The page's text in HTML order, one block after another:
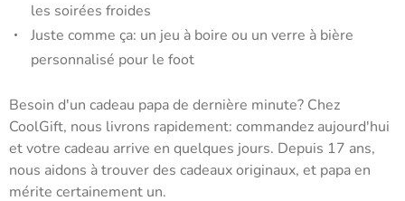
les soirées froides
Juste comme ça: un jeu à boire ou un verre à bière
personnalisé pour le foot
Besoin d'un cadeau papa de dernière minute? Chez
CoolGift, nous livrons rapidement: commandez aujourd'hui
et votre cadeau arrive en quelques jours. Depuis 17 ans,
nous aidons à trouver des cadeaux originaux, et papa en
mérite certainement un.